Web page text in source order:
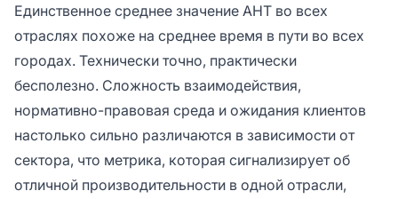
Единственное среднее значение AHT во всех
отраслях похоже на среднее время в пути во всех
городах. Технически точно, практически
бесполезно. Сложность взаимодействия,
нормативно-правовая среда и ожидания клиентов
настолько сильно различаются в зависимости от
сектора, что метрика, которая сигнализирует об
отличной производительности в одной отрасли,